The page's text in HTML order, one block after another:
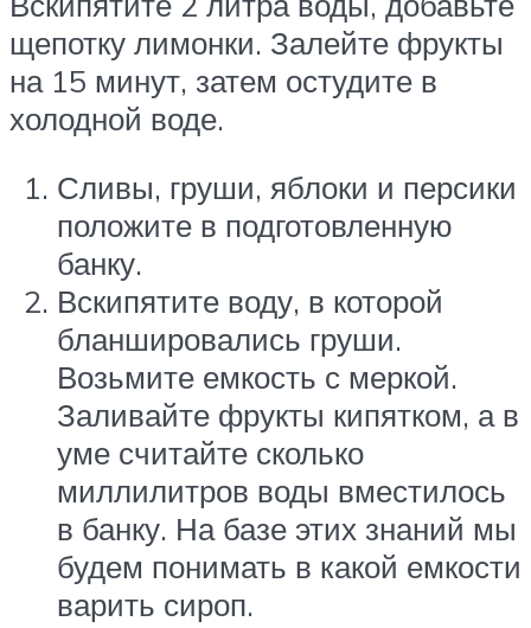
щепотку лимонки. Залейте фрукты
на 15 минут, затем остудите в
холодной воде.
Сливы, груши, яблоки и персики
положите в подготовленную
банку.
Вскипятите воду, в которой
бланшировались груши.
Возьмите емкость с меркой.
Заливайте фрукты кипятком, а в
уме считайте сколько
миллилитров воды вместилось
в банку. На базе этих знаний мы
будем понимать в какой емкости
варить сироп.